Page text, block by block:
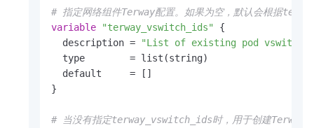
# 指定网络组件Terway配置。如果为空，默认会根据
variable
"terway_vswitch_ids"
{
  description =
"List of existing pod vswitch
  type        = list(string)
  default     = []
}
# 当没有指定terway_vswitch_ids时，用于创建Terway